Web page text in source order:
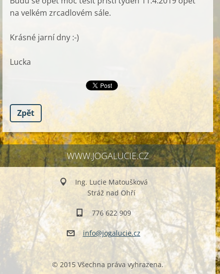
na velkém zrcadlovém sále.
Krásné jarní dny :-)
Lucka
Zpět
WWW.JOGALUCIE.CZ
Ing. Lucie Matoušková
Stráž nad Ohří
776 622 909
info@jogalucie.cz
© 2015 Všechna práva vyhrazena.